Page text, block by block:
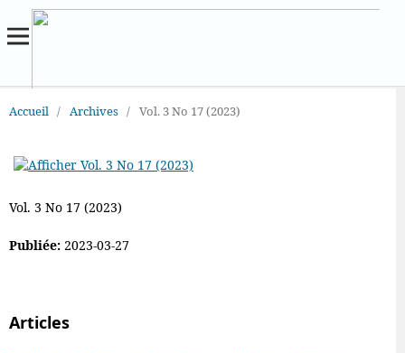
Accueil / Archives / Vol. 3 No 17 (2023)
Vol. 3 No 17 (2023)
Publiée: 2023-03-27
Articles